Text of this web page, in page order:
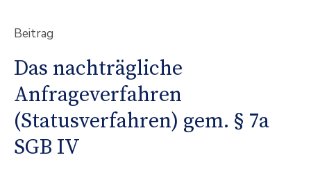
Beitrag
Das nachträgliche
Anfrageverfahren
(Statusverfahren) gem. § 7a
SGB IV